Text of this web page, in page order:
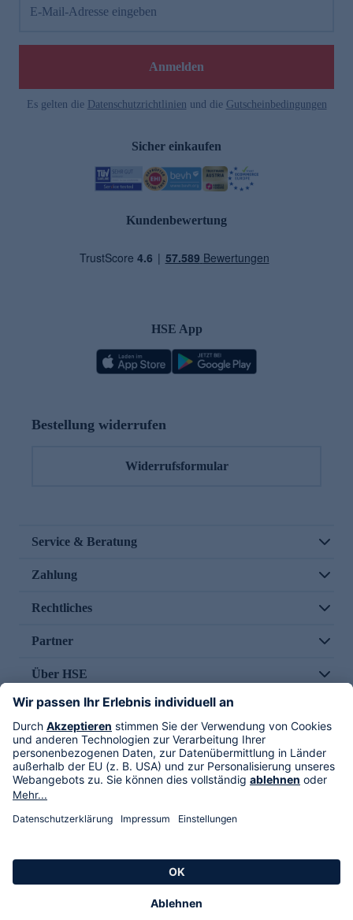
E-Mail-Adresse eingeben
Anmelden
Es gelten die Datenschutzrichtlinien und die Gutscheinbedingungen
Sicher einkaufen
Kundenbewertung
HSE App
Bestellung widerrufen
Widerrufsformular
Service & Beratung
Zahlung
Rechtliches
Partner
Über HSE
Im TV
HSE International